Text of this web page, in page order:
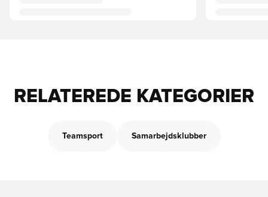
RELATEREDE KATEGORIER
Teamsport Samarbejdsklubber